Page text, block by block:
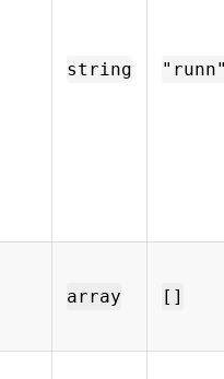
string
array []